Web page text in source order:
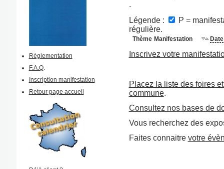
Règlementation
F.A.Q.
Inscription manifestation
Retour page accueil
.
Légende :
P =
régulière.
Thème Manifestation Date
Inscrivez votre
Placez la liste des foires
commune.
Consultez nos bases de
Vous recherchez des
Faites connaitre votre